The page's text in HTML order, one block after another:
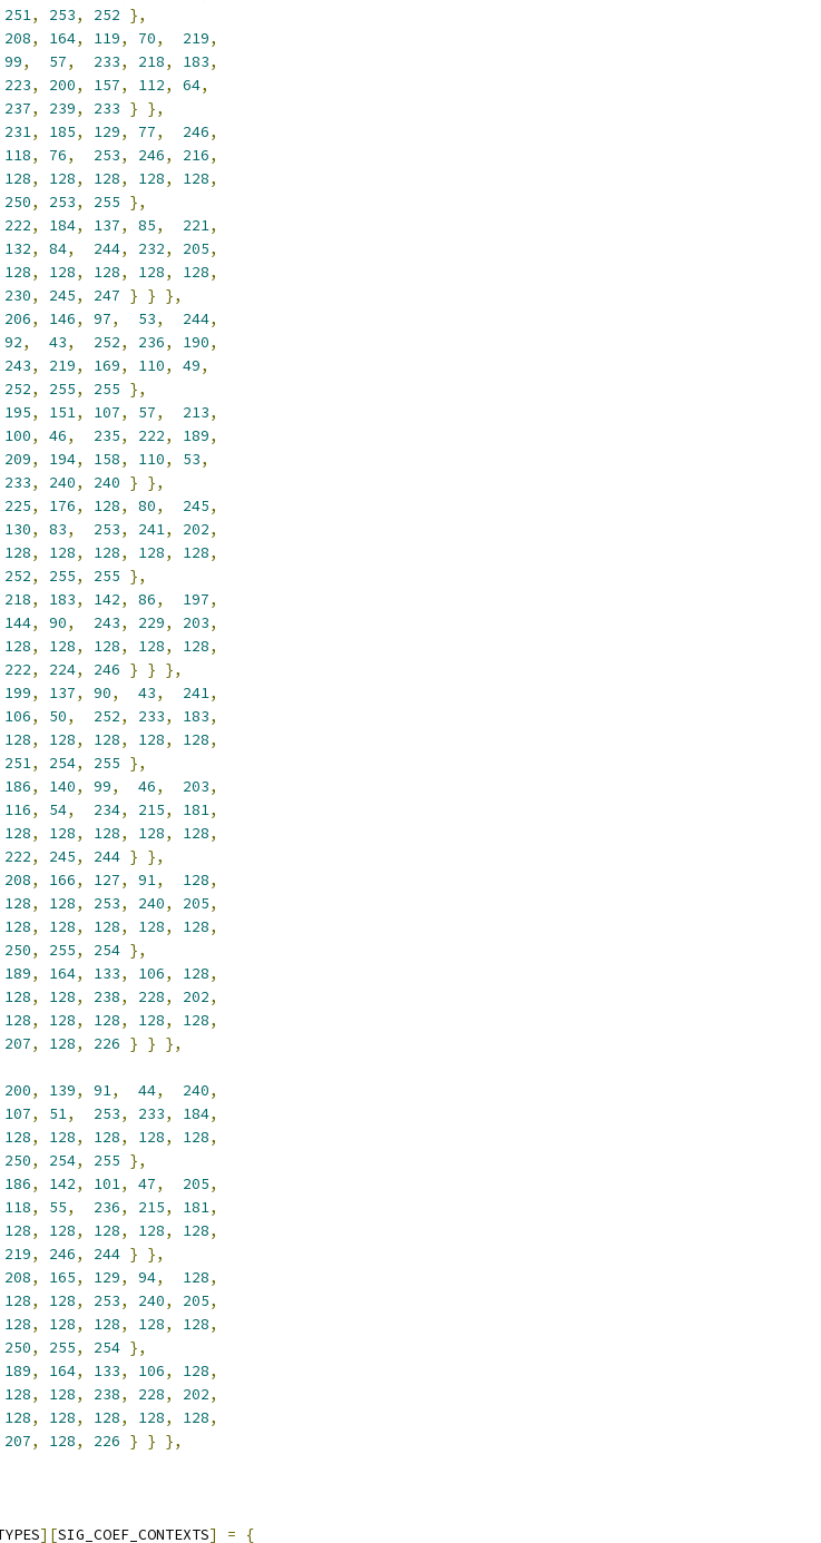
251, 253, 252 },
208, 164, 119, 70, 219,
99, 57, 233, 218, 183,
223, 200, 157, 112, 64,
237, 239, 233 } },
231, 185, 129, 77, 246,
118, 76, 253, 246, 216,
128, 128, 128, 128, 128,
250, 253, 255 },
222, 184, 137, 85, 221,
132, 84, 244, 232, 205,
128, 128, 128, 128, 128,
230, 245, 247 } } },
206, 146, 97, 53, 244,
92, 43, 252, 236, 190,
243, 219, 169, 110, 49,
252, 255, 255 },
195, 151, 107, 57, 213,
100, 46, 235, 222, 189,
209, 194, 158, 110, 53,
233, 240, 240 } },
225, 176, 128, 80, 245,
130, 83, 253, 241, 202,
128, 128, 128, 128, 128,
252, 255, 255 },
218, 183, 142, 86, 197,
144, 90, 243, 229, 203,
128, 128, 128, 128, 128,
222, 224, 246 } } },
199, 137, 90, 43, 241,
106, 50, 252, 233, 183,
128, 128, 128, 128, 128,
251, 254, 255 },
186, 140, 99, 46, 203,
116, 54, 234, 215, 181,
128, 128, 128, 128, 128,
222, 245, 244 } },
208, 166, 127, 91, 128,
128, 128, 253, 240, 205,
128, 128, 128, 128, 128,
250, 255, 254 },
189, 164, 133, 106, 128,
128, 128, 238, 228, 202,
128, 128, 128, 128, 128,
207, 128, 226 } } },
200, 139, 91, 44, 240,
107, 51, 253, 233, 184,
128, 128, 128, 128, 128,
250, 254, 255 },
186, 142, 101, 47, 205,
118, 55, 236, 215, 181,
128, 128, 128, 128, 128,
219, 246, 244 } },
208, 165, 129, 94, 128,
128, 128, 253, 240, 205,
128, 128, 128, 128, 128,
250, 255, 254 },
189, 164, 133, 106, 128,
128, 128, 238, 228, 202,
128, 128, 128, 128, 128,
207, 128, 226 } } },
][SIG_COEF_CONTEXTS] =
{